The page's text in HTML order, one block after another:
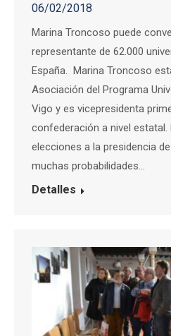
06/02/2018
Marina Troncoso puede
representante de 62.000
España. Marina Troncoso
Asociación del Programa
Vigo y es vicepresidenta
confederación a nivel estatal.
elecciones a la presidencia
muchas probabilidades…
Detalles